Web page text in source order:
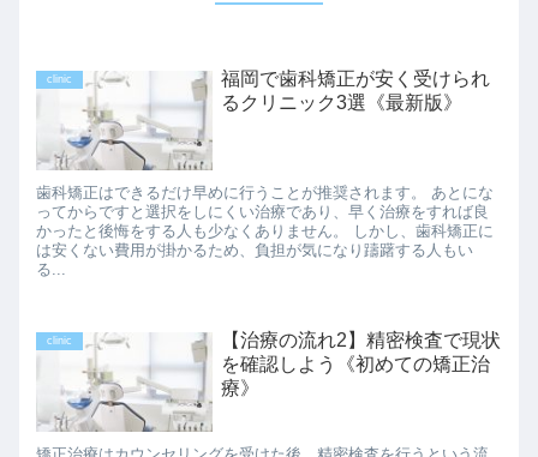
clinic
福岡で歯科矯正が安く受けられ
るクリニック3選《最新版》
歯科矯正はできるだけ早めに行うことが推奨されます。 あとにな
ってからですと選択をしにくい治療であり、早く治療をすれば良
かったと後悔をする人も少なくありません。 しかし、歯科矯正に
は安くない費用が掛かるため、負担が気になり躊躇する人もい
る...
clinic
【治療の流れ2】精密検査で現状
を確認しよう《初めての矯正治
療》